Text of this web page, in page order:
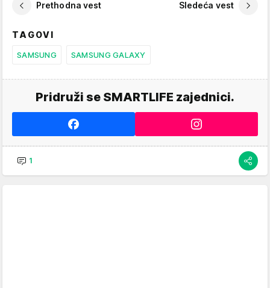
Prethodna vest Sledeća vest
TAGOVI
SAMSUNG SAMSUNG GALAXY
Pridruži se SMARTLIFE zajednici.
1